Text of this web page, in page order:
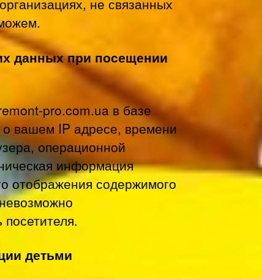
не связанных
данных при посещении
pro.com.ua в базе
вашем IP адресе, времени
операционной
информация
отображения содержимого
детьми